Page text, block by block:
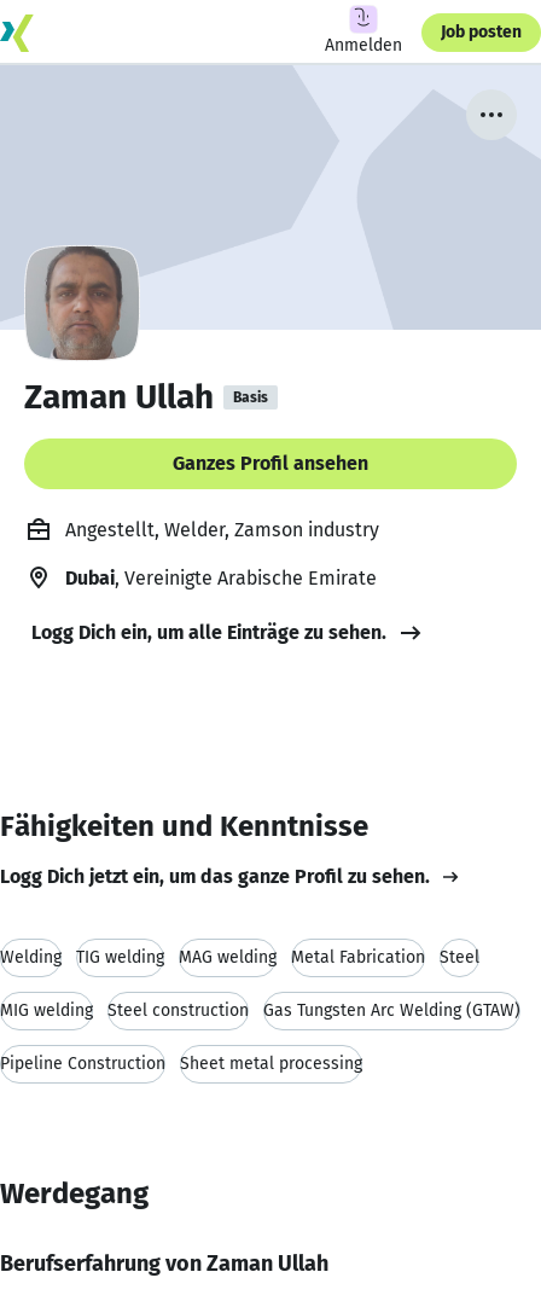
Anmelden
Job posten
Zaman Ullah Basis
Ganzes Profil ansehen
Angestellt, Welder, Zamson industry
Dubai, Vereinigte Arabische Emirate
Logg Dich ein, um alle Einträge zu sehen.
Fähigkeiten und Kenntnisse
Logg Dich jetzt ein, um das ganze Profil zu sehen.
Welding TIG welding MAG welding Metal Fabrication Steel
MIG welding Steel construction Gas Tungsten Arc Welding (GTAW)
Pipeline Construction Sheet metal processing
Werdegang
Berufserfahrung von Zaman Ullah